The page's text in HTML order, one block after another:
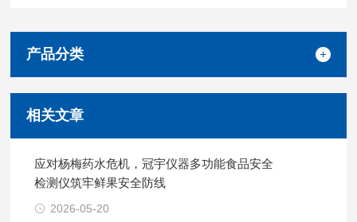
产品分类
相关文章
应对杨梅药水危机，冠宇仪器多功能食品安全
检测仪筑牢鲜果安全防线
2026-05-20